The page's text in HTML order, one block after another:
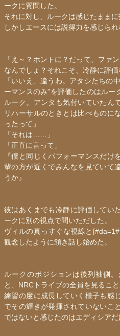
ークに質問した。
それに対し、ルークは感じたままに
しかしエースには説得力を感じられ
「え～？ホントに？だって、ファ
なんでしょ？それこそ、冷静に評価
「いいえ、違うわ。アタシたちの
ーマンスのみ”を評価したのはルー
ルーク。アンタも気付いていたん
リハーサルのときとは比べものに
ったって」
「それは……」
「正直に言って」
『僕と同じくパフォーマンスだ
輩の方が近くでみんなを見ていて
うか』
彼はあくまでも冷静に評価してい
ークに別の視点で問いただした。
ヴィルの真っすぐな視線と
観念したように頷き話し始めた。
ルークのポジションは後列袖側
と、NRCトライブの全員を見ること
練習の度に成長していく様子も感
でその輝きが発揮されていないこ
ではないと感じたのはエディシアだ